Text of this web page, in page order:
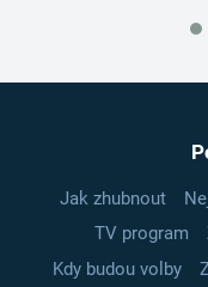
Jak zhubnout
TV program
Kdy budou volby